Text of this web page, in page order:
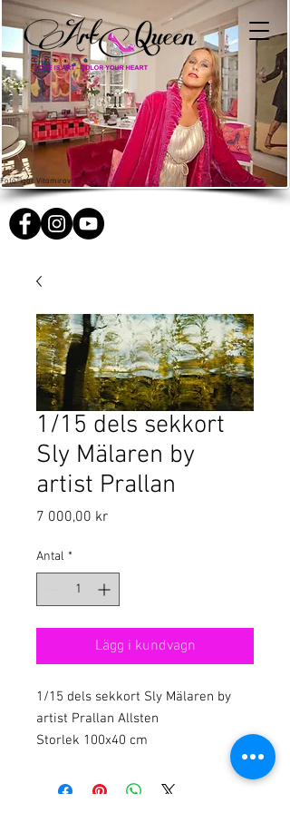
Foto: Igor Vitomirov
1/15 dels sekkort
Sly Mälaren by
artist Prallan
7 000,00 krPris
Antal *
Lägg i kundvagn
1/15 dels sekkort Sly Mälaren by
artist Prallan Allsten
Storlek 100x40 cm